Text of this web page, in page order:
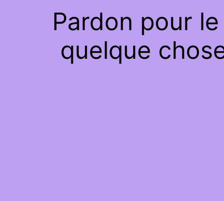
Pardon pour
quelque